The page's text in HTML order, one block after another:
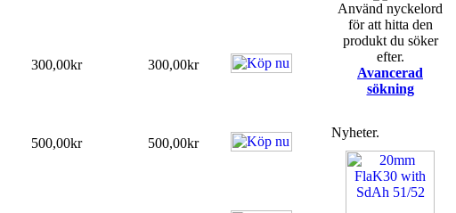
300,00kr 300,00kr
500,00kr 500,00kr
Använd nyckelord
för att hitta den
produkt du söker
efter.
Avancerad
sökning
Nyheter.